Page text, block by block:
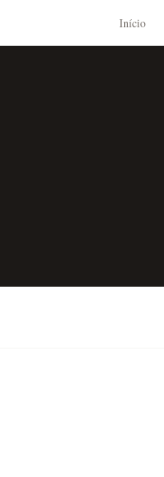
Início